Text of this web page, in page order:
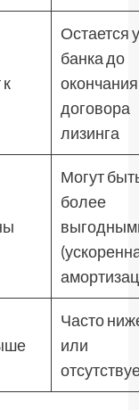
Остается у
банка до
окончания
договора
лизинга
Могут
более
Часто
или